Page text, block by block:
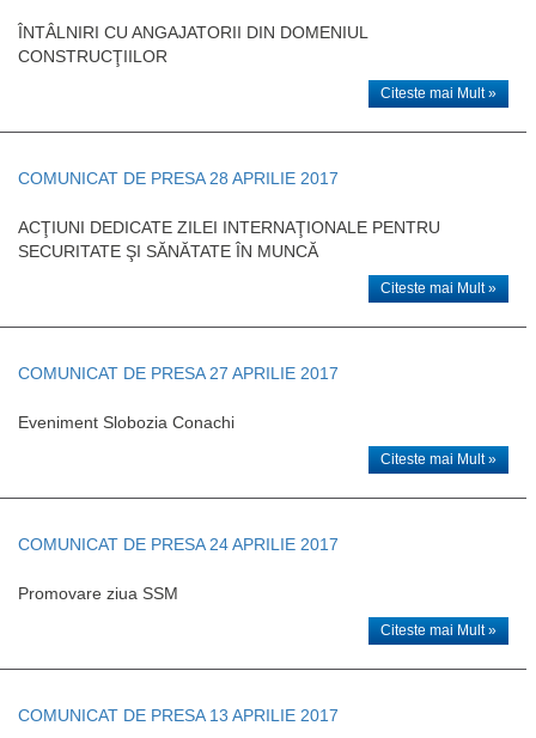
ÎNTÂLNIRI CU ANGAJATORII DIN DOMENIUL
CONSTRUCŢIILOR
Citeste mai Mult »
COMUNICAT DE PRESA 28 APRILIE 2017
ACŢIUNI DEDICATE ZILEI INTERNAŢIONALE PENTRU
SECURITATE ŞI SĂNĂTATE ÎN MUNCĂ
Citeste mai Mult »
COMUNICAT DE PRESA 27 APRILIE 2017
Eveniment Slobozia Conachi
Citeste mai Mult »
COMUNICAT DE PRESA 24 APRILIE 2017
Promovare ziua SSM
Citeste mai Mult »
COMUNICAT DE PRESA 13 APRILIE 2017